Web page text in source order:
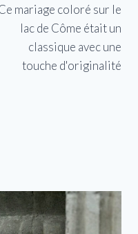
mariage coloré sur le
lac de Côme était un
classique avec une
touche d'originalité